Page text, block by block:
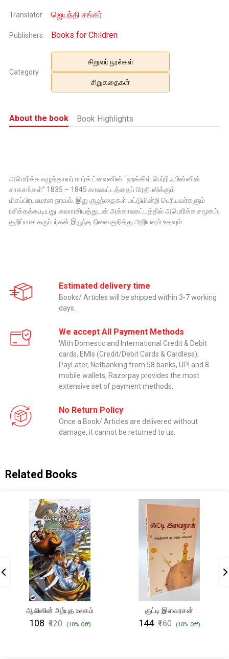
Translator ஜெயந்தி சங்கர்
Publishers Books for Children
Category
சிறுவர் நூல்கள்
சிறுகதைகள்
About the book Book Highlights
அமெரிக்க எழுத்தாளர் மார்க் ட்வைனின் “ஹக்கிள் பெர்ரி ஃபின்னின்
சாகசங்கள்” 1835 – 1845 காலகட்டத்தைப் பிரதிபலிக்கும்
மிகப்பிரபலமான நாவல். இது குழந்தைகள் மட்டுமின்றி பெரியவர்களும்
ரசிக்கக்கூடியது. சுவாரசியத்துடன் அக்காலகட்டத்தில் அமெரிக்க சமூகம்,
குறிப்பாக கருப்பர்கள் இருந்த நிலை குறித்து அறியவும் உதவும்.
Estimated delivery time
Books/ Articles will be shipped within 3-7 working
days.
We accept All Payment Methods
With Domestic and International Credit & Debit
cards, EMIs (Credit/Debit Cards & Cardless),
PayLater, Netbanking from 58 banks, UPI and 8
mobile wallets, Razorpay provides the most
extensive set of payment methods.
No Return Policy
Once a Book/ Articles are delivered without
damage, it cannot be returned to us.
Related Books
ஆலிஸின் அற்புத உலகம்
₹108 ₹120 (10% Off)
குட்டி இளவரசன்
₹144 ₹160 (10% Off)